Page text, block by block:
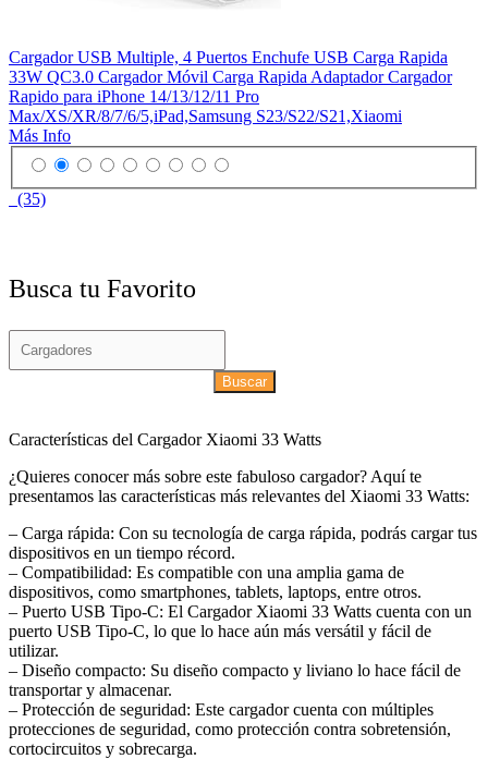
Cargador USB Multiple, 4 Puertos Enchufe USB Carga Rapida
33W QC3.0 Cargador Móvil Carga Rapida Adaptador Cargador
Rapido para iPhone 14/13/12/11 Pro
Max/XS/XR/8/7/6/5,iPad,Samsung S23/S22/S21,Xiaomi
Más Info
(35)
Busca tu Favorito
Buscar
Características del Cargador Xiaomi 33 Watts
¿Quieres conocer más sobre este fabuloso cargador? Aquí te
presentamos las características más relevantes del Xiaomi 33 Watts:
– Carga rápida: Con su tecnología de carga rápida, podrás cargar tus
dispositivos en un tiempo récord.
– Compatibilidad: Es compatible con una amplia gama de
dispositivos, como smartphones, tablets, laptops, entre otros.
– Puerto USB Tipo-C: El Cargador Xiaomi 33 Watts cuenta con un
puerto USB Tipo-C, lo que lo hace aún más versátil y fácil de
utilizar.
– Diseño compacto: Su diseño compacto y liviano lo hace fácil de
transportar y almacenar.
– Protección de seguridad: Este cargador cuenta con múltiples
protecciones de seguridad, como protección contra sobretensión,
cortocircuitos y sobrecarga.